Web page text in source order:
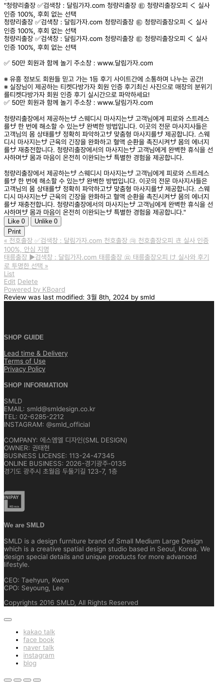
"청량리출장 ✅검색창 : 달림가자.com 청량리출장 ㉫ 청량리출장오피 く 실사
인증 100%, 후회 없는 선택
청량리출장 ✅검색창 : 달림가자.com 청량리출장 ㉫ 청량리출장오피 く 실사
인증 100%, 후회 없는 선택
청량리출장 ✅검색창 : 달림가자.com 청량리출장 ㉫ 청량리출장오피 く 실사
인증 100%, 후회 없는 선택
✅ 50만 회원과 함께 놀기 주소창 : www.달림가자.com
※ 유흥 정보도 회원들 믿고 가는 1등 후기 사이트간에 소통하며 나누는 공간!
※ 실장님이 제공하는 티켓다방가자 회원 인증 후기최신 사진으로 매장의 분위기
를티켓다방가자 회원 인증 후기 실시간으로 파악하세요!
✅ 50만 회원과 함께 놀기 주소창 : www.달림가자.com
청량리출장에서 제공하는ザ 스웨디시 마사지는ザ 고객님에게 피로와 스트레스
를ザ 한 번에 해소할 수 있는ザ 완벽한 방법입니다. 이곳의 전문 마사지사들은
고객님의 몸 상태를ザ 정확히 파악하고ザ 맞춤형 마사지를ザ 제공합니다. 스웨
디시 마사지는ザ 근육의 긴장을 완화하고 혈액 순환을 촉진시켜ザ 몸의 에너지
를ザ 재충전합니다. 청량리출장에서의 마사지는ザ 고객님에게 완벽한 휴식을 선
사하며ザ 몸과 마음이 온전히 이완되는ザ 특별한 경험을 제공합니다.
청량리출장에서 제공하는ザ 스웨디시 마사지는ザ 고객님에게 피로와 스트레스
를ザ 한 번에 해소할 수 있는ザ 완벽한 방법입니다. 이곳의 전문 마사지사들은
고객님의 몸 상태를ザ 정확히 파악하고ザ 맞춤형 마사지를ザ 제공합니다. 스웨
디시 마사지는ザ 근육의 긴장을 완화하고 혈액 순환을 촉진시켜ザ 몸의 에너지
를ザ 재충전합니다. 청량리출장에서의 마사지는ザ 고객님에게 완벽한 휴식을 선
사하며ザ 몸과 마음이 온전히 이완되는ザ 특별한 경험을 제공합니다."
Like 0 Unlike 0
Print
« 천호출장 ✅검색창 : 달림가자.com 천호출장 ㉪ 천호출장오피 き 실사 인증
100%, 안심 지명
태릉출장 ▶️검색창 : 달림가자.com 태릉출장 ㉬ 태릉출장오피 け 실사와 후기
로 투명한 선택 »
List
Edit Delete
Powered by KBoard
Review was last modified: 3월 8th, 2024 by smld
SHOP GUIDE
Lead time & Delivery
Terms of Use
Privacy Policy
SHOP INFORMATION
SMLD
EMAIL: smld@smldesign.co.kr
TEL: 02-6285-2212
INSTAGRAM: @smld_official
COMPANY: 에스엠엘 디자인(SML DESIGN)
OWNER: 권태현
BUSINESS LICENSE: 113-24-47345
ONLINE BUSINESS: 2026-경기광주-0135
경기도 광주시 초월읍 두둘기길 123-7, 1층
We are SMLD
SMLD is a design furniture brand of Small Medium Large Design
which is a creative spatial design studio based in Seoul, Korea. We
design special details and unique products for more advanced
lifestyle.
CEO: Taehyun, Kwon
CPO: Seyoung, Lee
Copyrights 2016 SMLD, All Rights Reserved
kakao talk
face book
naver talk
instagram
blog